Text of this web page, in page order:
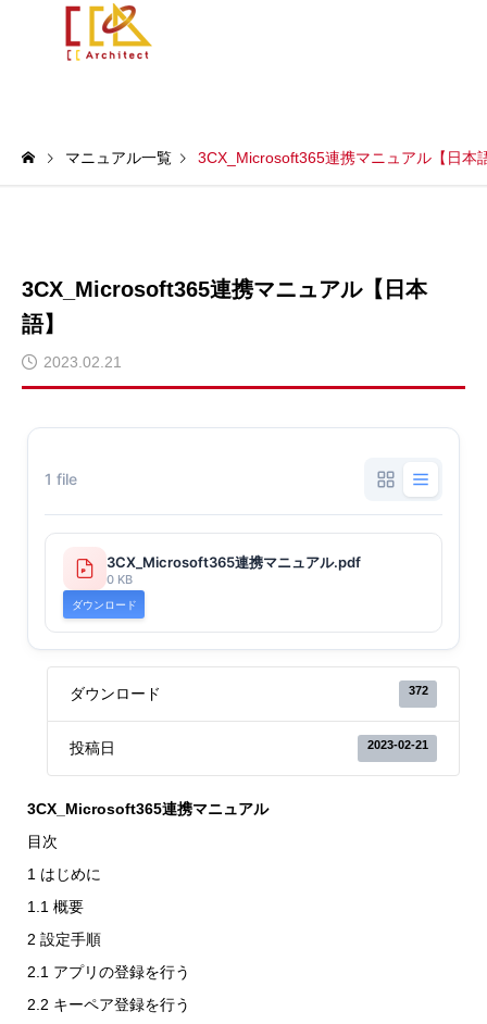
マニュアル一覧 3CX_Microsoft365連携マニュアル【日本
3CX_Microsoft365連携マニュアル【日本
語】
2023.02.21
1 file
3CX_Microsoft365連携マニュアル.pdf
0 KB
ダウンロード
ダウンロード 372
投稿日 2023-02-21
3CX_Microsoft365連携マニュアル
目次
1 はじめに
1.1 概要
2 設定手順
2.1 アプリの登録を行う
2.2 キーペア登録を行う